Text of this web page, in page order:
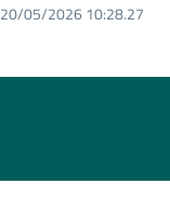
20/05/2026 10:28.27